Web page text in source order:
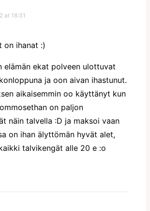
at 18:31
on ihanat :)
elämän ekat polveen ulottuvat
ja oon aivan ihastunut.
aikaisemmin oo käyttänyt kun
on paljon
näin talvella :D ja maksoi vaan
on ihan älyttömän hyvät alet,
talvikengät alle 20 e :o